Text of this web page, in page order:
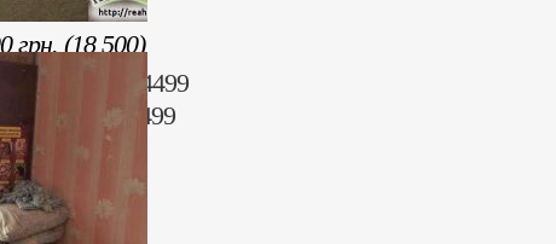
грн. (18 500)
(096) 2344499
(06153) 44499